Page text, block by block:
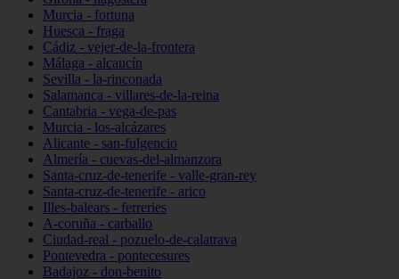
Murcia - fortuna
Huesca - fraga
Cádiz - vejer-de-la-frontera
Málaga - alcaucín
Sevilla - la-rinconada
Salamanca - villares-de-la-reina
Cantabria - vega-de-pas
Murcia - los-alcázares
Alicante - san-fulgencio
Almería - cuevas-del-almanzora
Santa-cruz-de-tenerife - valle-gran-rey
Santa-cruz-de-tenerife - arico
Illes-balears - ferreries
A-coruña - carballo
Ciudad-real - pozuelo-de-calatrava
Pontevedra - pontecesures
Badajoz - don-benito